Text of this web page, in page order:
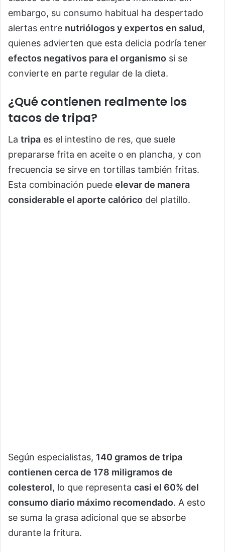
embargo, su consumo habitual ha despertado
alertas entre nutriólogos y expertos en salud,
quienes advierten que esta delicia podría tener
efectos negativos para el organismo si se
convierte en parte regular de la dieta.
¿Qué contienen realmente los
tacos de tripa?
La tripa es el intestino de res, que suele
prepararse frita en aceite o en plancha, y con
frecuencia se sirve en tortillas también fritas.
Esta combinación puede elevar de manera
considerable el aporte calórico del platillo.
Según especialistas, 140 gramos de tripa
contienen cerca de 178 miligramos de
colesterol, lo que representa casi el 60% del
consumo diario máximo recomendado. A esto
se suma la grasa adicional que se absorbe
durante la fritura.